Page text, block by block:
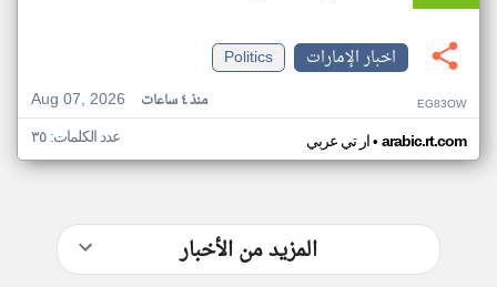
اخبار الإمارات
Politics
Aug 07, 2026
منذ ٤ ساعات EG83OW
ار تي عربي• arabic.rt.com عدد الكلمات: ٣٥
المزيد من الأخبار